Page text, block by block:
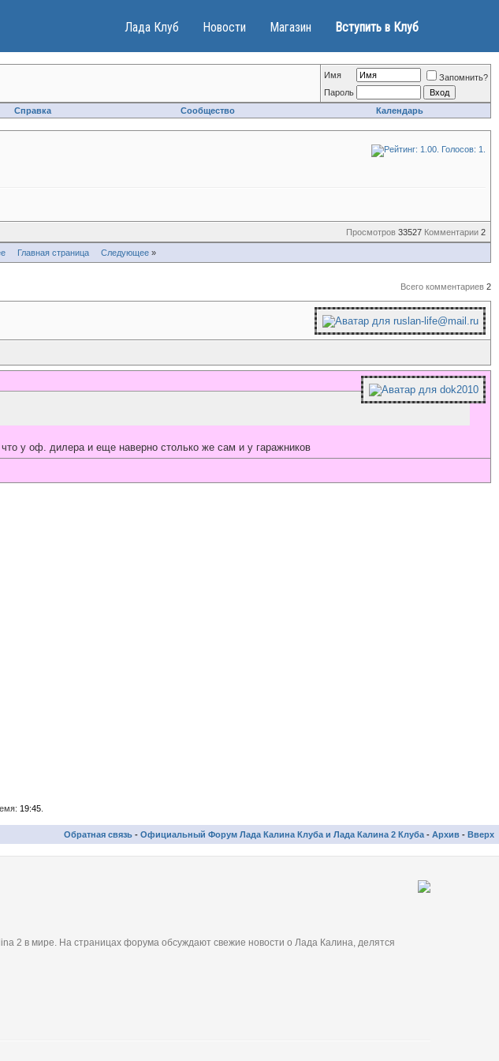
Лада Клуб Новости Магазин Вступить в Клуб
Имя
Запомнить?
Пароль
Справка Сообщество Календарь
Просмотров 33527 Комментарии 2
Главная страница Следующее»
Всего комментариев 2
у оф. дилера и еще наверно столько же сам и у гаражников
19:45.
Обратная связь - Официальный Форум Лада Калина Клуба и Лада Калина 2 Клуба - Архив - Вверх
2 в мире. На страницах форума обсуждают свежие новости о Лада Калина, делятся